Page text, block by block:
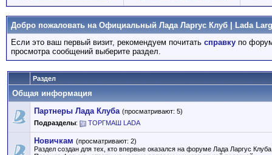
Добро пожаловать на Официальный Лада Ларгус Клуб | Lada
Если это ваш первый визит, рекомендуем почитать справку по
просмотра сообщений выберите раздел.
Раздел
Общая информация
Партнеры Лада Клуба (просматривают: 5)
Подразделы: ТОРГМАШ LADA
Новичкам (просматривают: 2)
Раздел создан для тех, кто впервые оказался на форуме Лада Ларгус